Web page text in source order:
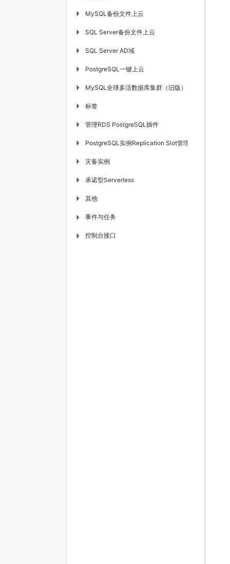
▶ MySQL备份文件上云
▶ SQL Server备份文件上云
▶ SQL Server AD域
▶ PostgreSQL一键上云
▶ MySQL全球多活数据库集群（旧版）
▶ 标签
▶ 管理RDS PostgreSQL插件
▶ PostgreSQL实例Replication Slot管理
▶ 灾备实例
▶ 承诺型Serverless
▶ 其他
▶ 事件与任务
▶ 控制台接口